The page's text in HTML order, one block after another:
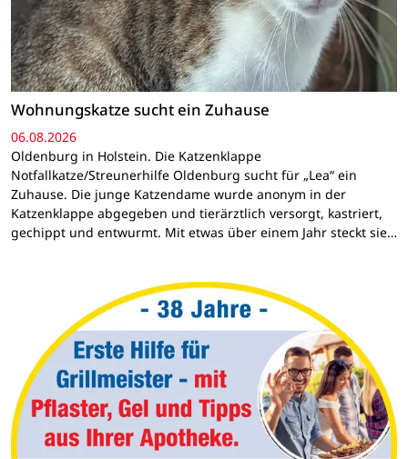
Wohnungskatze sucht ein Zuhause
06.08.2026
Oldenburg in Holstein. Die Katzenklappe
Notfallkatze/Streunerhilfe Oldenburg sucht für „Lea“ ein
Zuhause. Die junge Katzendame wurde anonym in der
Katzenklappe abgegeben und tierärztlich versorgt, kastriert,
gechippt und entwurmt. Mit etwas über einem Jahr steckt sie…